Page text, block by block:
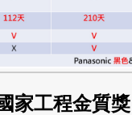
家工程金質